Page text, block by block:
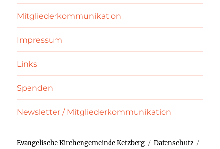
Mitgliederkommunikation
Impressum
Links
Spenden
Newsletter / Mitgliederkommunikation
Evangelische Kirchengemeinde Ketzberg Datenschutz